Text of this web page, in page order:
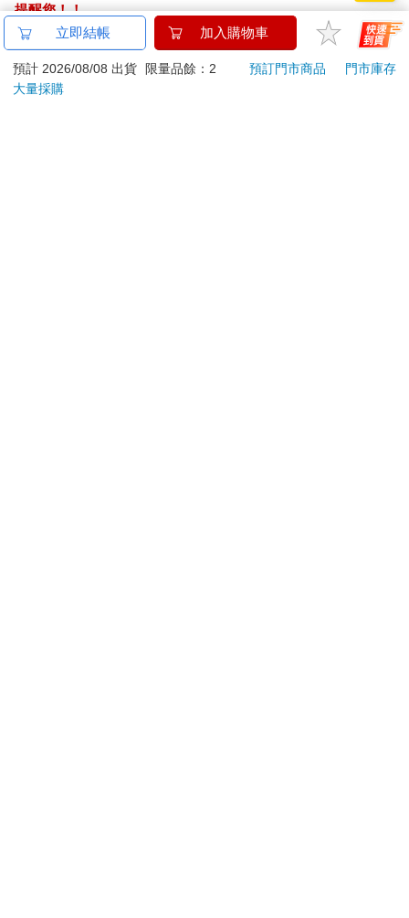
提醒您！！
金石堂及銀行均不會請您操作ATM! 如接獲電話要求您前往
ATM提款機，請不要聽從指示，以免受騙上當！
退換貨須知：
立即結帳 加入購物車
預計 2026/08/08 出貨 限量品餘：2 預訂門市商品
門市庫存
大量採購